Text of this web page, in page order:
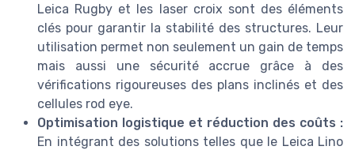
Leica Rugby et les laser croix sont des éléments
clés pour garantir la stabilité des structures. Leur
utilisation permet non seulement un gain de temps
mais aussi une sécurité accrue grâce à des
vérifications rigoureuses des plans inclinés et des
cellules rod eye.
Optimisation logistique et réduction des coûts :
En intégrant des solutions telles que le Leica Lino